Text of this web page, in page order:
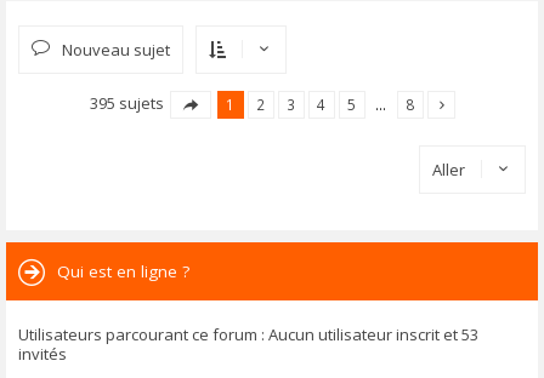
Nouveau sujet
395 sujets 1 2 3 4 5 … 8
Aller
Qui est en ligne ?
Utilisateurs parcourant ce forum : Aucun utilisateur inscrit et 53
invités